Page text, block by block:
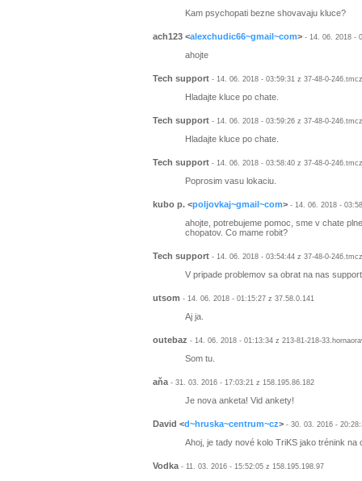
Kam psychopati bezne shovavaju kluce?
ach123<alexchudic66~gmail~com>- 14. 06. 2018 -
ahojte
Tech support - 14. 06. 2018 - 03:59:31 z 37-48-0-
Hladajte kluce po chate.
Tech support - 14. 06. 2018 - 03:59:26 z 37-48-0-
Hladajte kluce po chate.
Tech support - 14. 06. 2018 - 03:58:40 z 37-48-0-
Poprosim vasu lokaciu.
kubo p.<poljovkaj~gmail~com>- 14. 06. 2018 -
ahojte, potrebujeme pomoc, sme v chate
chopatov. Co mame robit?
Tech support - 14. 06. 2018 - 03:54:44 z 37-48-0-
V pripade problemov sa obrat na nas
utsom - 14. 06. 2018 - 01:15:27 z 37.58.0.141
Aj ja.
outebaz - 14. 06. 2018 - 01:13:34 z 213-81-218-
Som tu.
aňa - 31. 03. 2016 - 17:03:21 z 158.195.86.182
Je nova anketa! Vid ankety!
David <d~hruska~centrum~cz>- 30. 03. 2016 -
Ahoj, je tady nové kolo TriKS jako trénink
Vodka - 11. 03. 2016 - 15:52:05 z 158.195.198.97